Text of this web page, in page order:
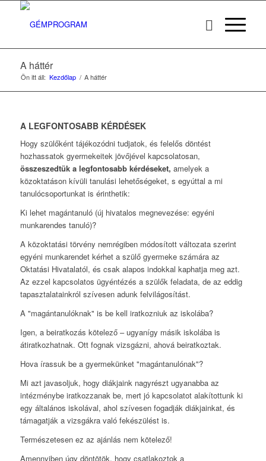
A háttér
Ön itt áll: Kezdőlap / A háttér
A LEGFONTOSABB KÉRDÉSEK
Hogy szülőként tájékozódni tudjatok, és felelős döntést
hozhassatok gyermekeitek jövőjével kapcsolatosan,
összeszedtük a legfontosabb kérdéseket, amelyek a
közoktatáson kívüli tanulási lehetőségeket, s egyúttal a mi
tanulócsoportunkat is érinthetik:
Ki lehet magántanuló (új hivatalos megnevezése: egyéni
munkarendes tanuló)?
A közoktatási törvény nemrégiben módosított változata szerint
egyéni munkarendet kérhet a szülő gyermeke számára az
Oktatási Hivatalatól, és csak alapos indokkal kaphatja meg azt.
Az ezzel kapcsolatos ügyéntézés a szülők feladata, de az eddig
tapasztalatainkról szívesen adunk felvilágosítást.
A "magántanulóknak" is be kell iratkozniuk az iskolába?
Igen, a beiratkozás kötelező – ugyanígy másik iskolába is
átiratkozhatnak. Ott fognak vizsgázni, ahová beiratkoztak.
Hova írassuk be a gyermekünket "magántanulónak"?
Mi azt javasoljuk, hogy diákjaink nagyrészt ugyanabba az
intézménybe iratkozzanak be, mert jó kapcsolatot alakítottunk ki
egy általános iskolával, ahol szívesen fogadják diákjainkat, és
támagatják a vizsgákra való fekészülést is.
Természetesen ez az ajánlás nem kötelező!
Amennyiben úgy döntötök, hogy csatlakoztok a